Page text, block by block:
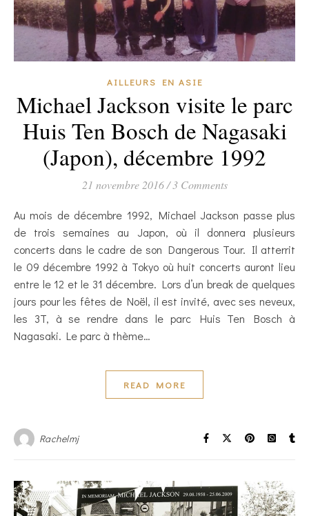
AILLEURS EN ASIE
Michael Jackson visite le parc
Huis Ten Bosch de Nagasaki
(Japon), décembre 1992
21 novembre 2016 / 3 Comments
Au mois de décembre 1992, Michael Jackson passe plus
de trois semaines au Japon, où il donnera plusieurs
concerts dans le cadre de son Dangerous Tour. Il atterrit
le 09 décembre 1992 à Tokyo où huit concerts auront lieu
entre le 12 et le 31 décembre. Lors d’un break de quelques
jours pour les fêtes de Noël, il est invité, avec ses neveux,
les 3T, à se rendre dans le parc Huis Ten Bosch à
Nagasaki. Le parc à thème…
READ MORE
Rachelmj